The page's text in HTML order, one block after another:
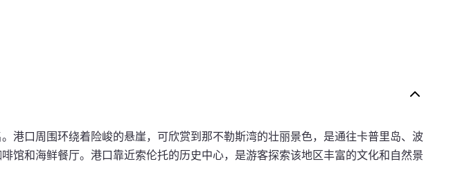
港口周围环绕着险峻的悬崖，可欣赏到那不勒斯湾的壮丽景色，是通往卡普里岛、波
馆和海鲜餐厅。港口靠近索伦托的历史中心，是游客探索该地区丰富的文化和自然景